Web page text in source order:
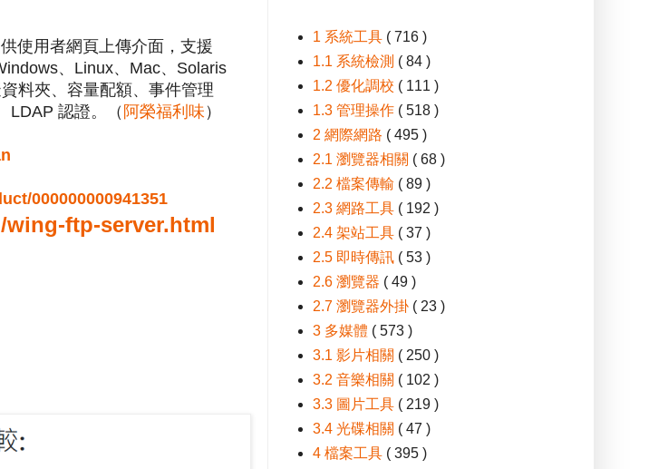
使用者網頁上傳介面，支援
、Linux、Mac、Solaris
料夾、容量配額、事件管理
LDAP 認證。（ 阿榮福利味 ）
000000000941351
ftp-server.html
1 系統工具 ( 716 )
1.1 系統檢測 ( 84 )
1.2 優化調校 ( 111 )
1.3 管理操作 ( 518 )
2 網際網路 ( 495 )
2.1 瀏覽器相關 ( 68 )
2.2 檔案傳輸 ( 89 )
2.3 網路工具 ( 192 )
2.4 架站工具 ( 37 )
2.5 即時傳訊 ( 53 )
2.6 瀏覽器 ( 49 )
2.7 瀏覽器外掛 ( 23 )
3 多媒體 ( 573 )
3.1 影片相關 ( 250 )
3.2 音樂相關 ( 102 )
3.3 圖片工具 ( 219 )
3.4 光碟相關 ( 47 )
4 檔案工具 ( 395 )